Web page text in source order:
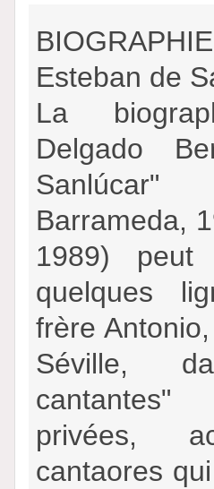
Esteban de
La
Delgado
Barrameda,
1989) peut
quelques
frère
Séville,
privées,
cantaores